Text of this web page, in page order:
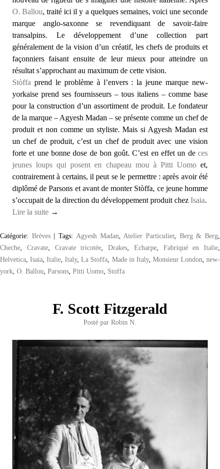
O. Ballou, traité ici il y a quelques semaines, voici une seconde
marque anglo-saxonne se revendiquant de savoir-faire
transalpins. Le développement d’une collection part
généralement de la vision d’un créatif, les chefs de produits et
façonniers faisant ensuite de leur mieux pour atteindre un
résultat s’approchant au maximum de cette vision.
Stòffa prend le problème à l’envers : la jeune marque new-
yorkaise prend ses fournisseurs – tous italiens – comme base
pour la construction d’un assortiment de produit. Le fondateur
de la marque – Agyesh Madan – se présente comme un chef de
produit et non comme un styliste. Mais si Agyesh Madan est
un chef de produit, c’est un chef de produit avec une vision
forte et une bonne dose de bon goût. C’est en effet un de ces
jeunes loups qui posent en chapeau mou à Pitti Uomoet,
contrairement à certains, il peut se le permettre : après avoir été
diplômé de Parsons et avant de monter Stòffa, ce jeune homme
s’occupait de la direction du développement produit chez Isaia.
Lire la suite →
Catégorie: Brèves |Tags: Agyesh Madan Atelier Particulier, Berg & Berg
Cheche
Cravate, Cravate tricotée Drakes Echarpe, Fabriqué en Italie
Helvetica ,Isaia ,Italie ,Italy,La Stoffa Made in Italy, Monsieur London ,new-
york O. Ballou Parsons Pitti Uomo Stoffa
F. Scott Fitzgerald
Posté par Robin N.